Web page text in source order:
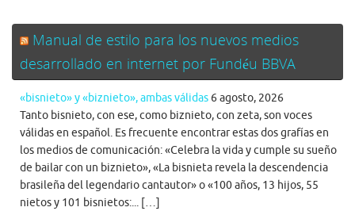
Manual de estilo para los nuevos medios
desarrollado en internet por Fundéu BBVA
«bisnieto» y «biznieto», ambas válidas 6 agosto, 2026
Tanto bisnieto, con ese, como biznieto, con zeta, son voces
válidas en español. Es frecuente encontrar estas dos grafías en
los medios de comunicación: «Celebra la vida y cumple su sueño
de bailar con un biznieto», «La bisnieta revela la descendencia
brasileña del legendario cantautor» o «100 años, 13 hijos, 55
nietos y 101 bisnietos:... […]